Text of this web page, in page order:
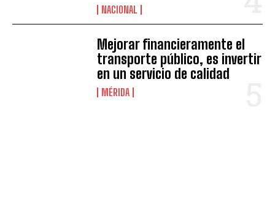
NACIONAL
Mejorar financieramente el
transporte público, es invertir
en un servicio de calidad
MÉRIDA